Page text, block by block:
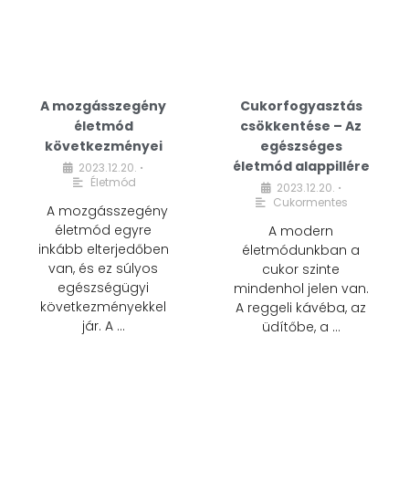
A mozgásszegény
életmód
következményei
2023.12.20. •
Életmód
A mozgásszegény
életmód egyre
inkább elterjedőben
van, és ez súlyos
egészségügyi
következményekkel
jár. A …
Cukorfogyasztás
csökkentése – Az
egészséges
életmód alappillére
2023.12.20. •
Cukormentes
A modern
életmódunkban a
cukor szinte
mindenhol jelen van.
A reggeli kávéba, az
üdítőbe, a …